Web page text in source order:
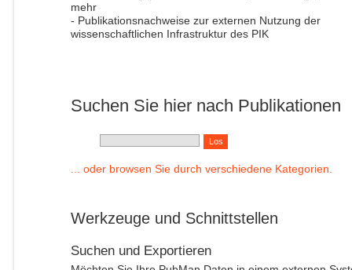
mehr
- Publikationsnachweise zur externen Nutzung der
wissenschaftlichen Infrastruktur des PIK
Suchen Sie hier nach Publikationen
... oder browsen Sie durch verschiedene Kategorien.
Werkzeuge und Schnittstellen
Suchen und Exportieren